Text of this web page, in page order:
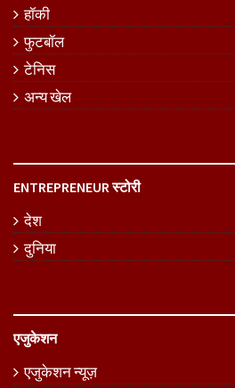
हॉकी
फुटबॉल
टेनिस
अन्य खेल
ENTREPRENEUR स्टोरी
देश
दुनिया
एजुकेशन
एजुकेशन न्यूज़